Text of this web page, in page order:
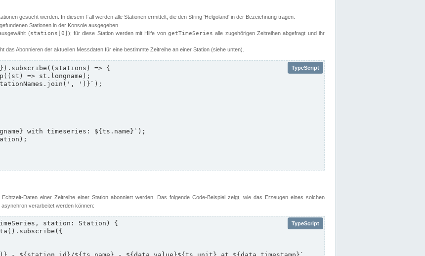
gesucht werden. In diesem Fall werden alle Stationen ermittelt, die den String 'Helgoland' in der Bezeichnung tragen.
Stationen in der Konsole ausgegeben.
(stations[0] ); für diese Station werden mit Hilfe vongetTimeSeries alle zugehörigen Zeitreihen abgefragt und ihr
das Abonnieren der aktuellen Messdaten für eine bestimmte Zeitreihe an einer Station (siehe unten).
=> {
Echtzeit-Daten einer Zeitreihe einer Station abonniert werden. Das folgende Code-Beispiel zeigt, wie das Erzeugen eines solchen
asynchron verarbeitet werden können:
station: Station) {